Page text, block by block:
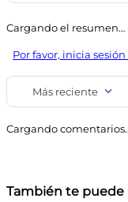
23502
Uso
Cargando el resumen…
Por favor, inicia
Más reciente
Cargando
También te puede